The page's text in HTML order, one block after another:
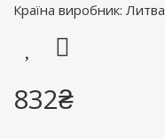
Країна виробник: Литва
832₴